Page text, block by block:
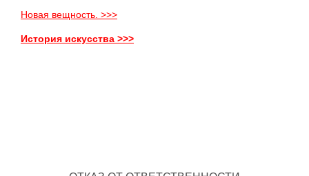
Новая вещность. >>>
История искусства >>>